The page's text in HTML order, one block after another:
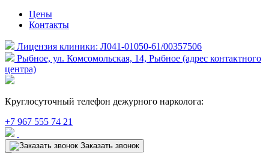
Цены
Контакты
Лицензия клиники: Л041-01050-61/00357506
Рыбное, ул. Комсомольская, 14, Рыбное (адрес контактного
центра)
Круглосуточный телефон дежурного нарколога:
+7 967 555 74 21
Заказать звонок